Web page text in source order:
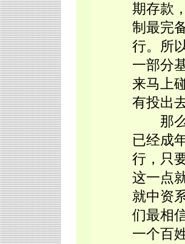
期存款
制最完
行。所
一部分
来马上
有投出
那么
已经成
行，只
这一点
就中资
们最相
一个百